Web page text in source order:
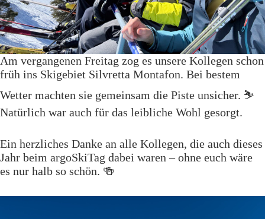
Am vergangenen Freitag zog es unsere Kollegen schon
früh ins Skigebiet Silvretta Montafon. Bei bestem
Wetter machten sie gemeinsam die Piste unsicher. ⛷️
Natürlich war auch für das leibliche Wohl gesorgt.
Ein herzliches Danke an alle Kollegen, die auch dieses
Jahr beim argoSkiTag dabei waren – ohne euch wäre
es nur halb so schön. 🍻